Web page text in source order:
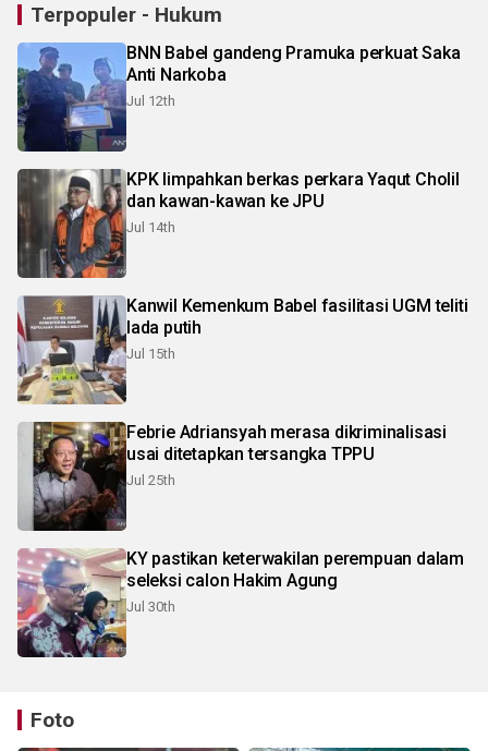
Terpopuler - Hukum
BNN Babel gandeng Pramuka perkuat Saka
Anti Narkoba
Jul 12th
KPK limpahkan berkas perkara Yaqut Cholil
dan kawan-kawan ke JPU
Jul 14th
Kanwil Kemenkum Babel fasilitasi UGM teliti
lada putih
Jul 15th
Febrie Adriansyah merasa dikriminalisasi
usai ditetapkan tersangka TPPU
Jul 25th
KY pastikan keterwakilan perempuan dalam
seleksi calon Hakim Agung
Jul 30th
Foto